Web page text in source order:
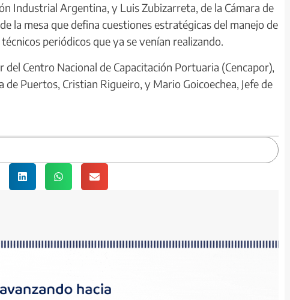
Industrial Argentina, y Luis Zubizarreta, de la Cámara de
la mesa que defina cuestiones estratégicas del manejo de
periódicos que ya se venían realizando.
Centro Nacional de Capacitación Portuaria (Cencapor),
Puertos, Cristian Rigueiro, y Mario Goicoechea, Jefe de